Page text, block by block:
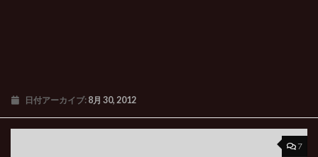
日付アーカイブ: 8月 30, 2012
7